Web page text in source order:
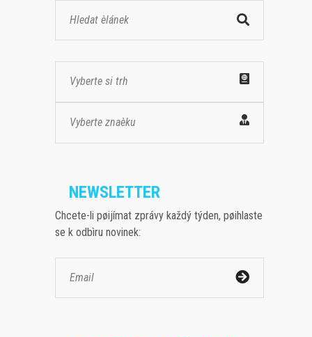
Vyberte si trh
Vyberte znaèku
NEWSLETTER
Chcete-li pøijímat zprávy každý týden, pøihlaste
se k odbìru novinek: